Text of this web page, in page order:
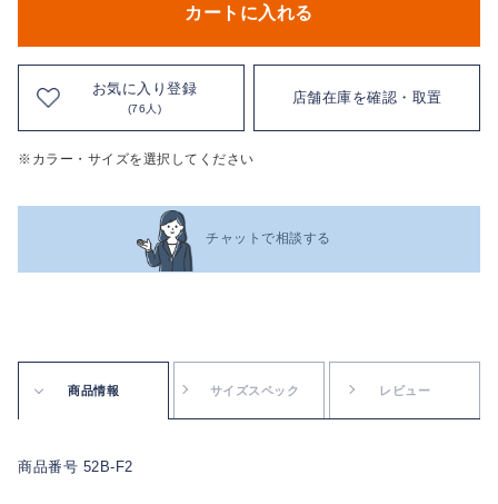
カートに入れる
お気に入り登録
(76人)
店舗在庫を確認・取置
※カラー・サイズを選択してください
チャットで相談する
商品情報 サイズスペック レビュー
商品番号 52B-F2